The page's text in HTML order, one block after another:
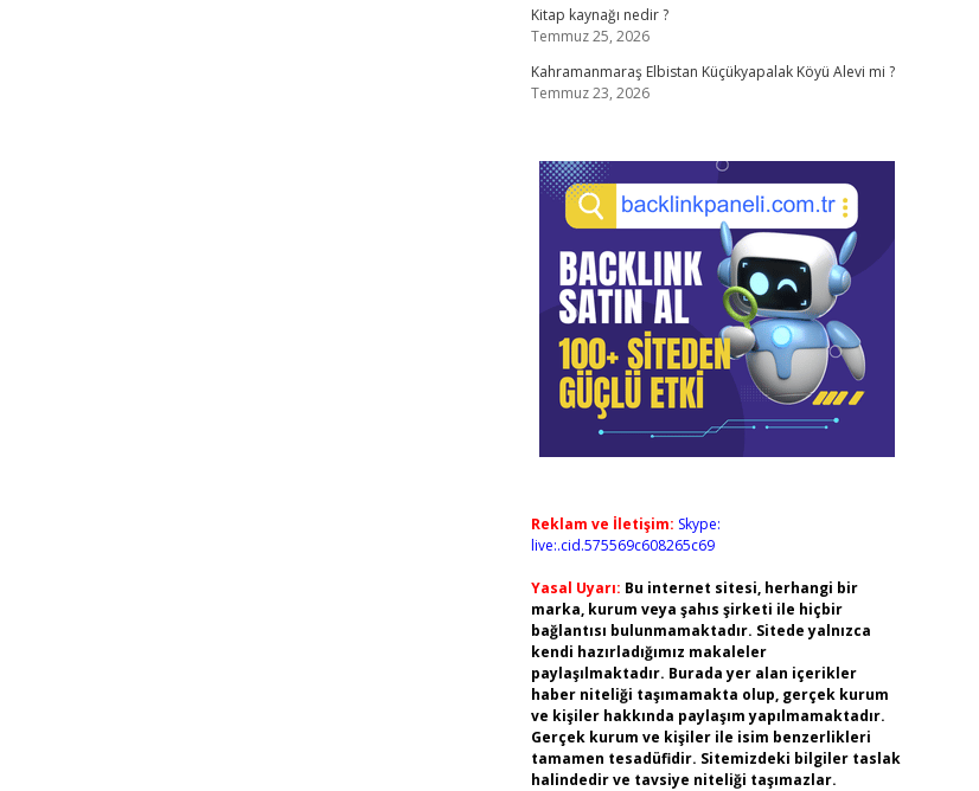
Kitap kaynağı nedir ?
Temmuz 25, 2026
Kahramanmaraş Elbistan Küçükyapalak Köyü Alevi mi ?
Temmuz 23, 2026
Reklam ve İletişim: Skype:
live:.cid.575569c608265c69
Yasal Uyarı: Bu internet sitesi, herhangi bir
marka, kurum veya şahıs şirketi ile hiçbir
bağlantısı bulunmamaktadır. Sitede yalnızca
kendi hazırladığımız makaleler
paylaşılmaktadır. Burada yer alan içerikler
haber niteliği taşımamakta olup, gerçek kurum
ve kişiler hakkında paylaşım yapılmamaktadır.
Gerçek kurum ve kişiler ile isim benzerlikleri
tamamen tesadüfidir. Sitemizdeki bilgiler taslak
halindedir ve tavsiye niteliği taşımazlar.